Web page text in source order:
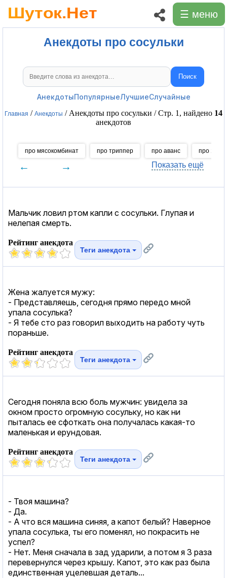
☰ меню
Анекдоты про сосульки
Поиск анекдотов Поиск
АнекдотыПопулярныеЛучшиеСлучайные
Главная / Анекдоты / Анекдоты про сосульки / Стр. 1, найдено 14
анекдотов
про мясокомбинат про триппер про аванс про
← → Показать ещё
Мальчик ловил ртом капли с сосульки. Глупая и
нелепая смерть.
Рейтинг анекдота
Теги анекдота
Жена жалуется мужу:
- Представляешь, сегодня прямо передо мной
упала сосулька?
- Я тебе сто раз говорил выходить на работу чуть
пораньше.
Рейтинг анекдота
Теги анекдота
Сегодня поняла всю боль мужчин: увидела за
окном просто огромную сосульку, но как ни
пыталась ее сфоткать она получалась какая-то
маленькая и ерундовая.
Рейтинг анекдота
Теги анекдота
- Твоя машина?
- Да.
- А что вся машина синяя, а капот белый? Наверное
упала сосулька, ты его поменял, но покрасить не
успел?
- Нет. Меня сначала в зад ударили, а потом я 3 раза
перевернулся через крышу. Капот, это как раз была
единственная уцелевшая деталь...